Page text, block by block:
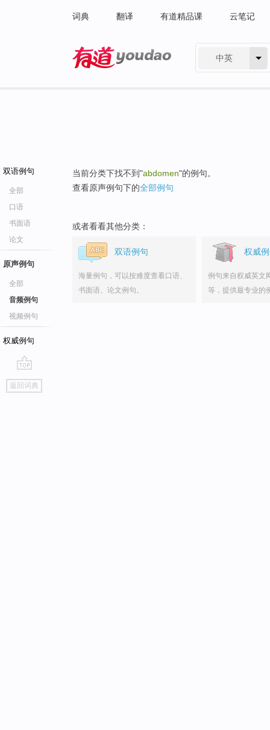
词典 翻译 有道精品课 云笔记
中英
双语例句
全部
口语
书面语
论文
原声例句
全部
音频例句
视频例句
权威例句
go
top
返回词典
当前分类下找不到"abdomen"的例句。
查看原声例句下的全部例句
或者看看其他分类：
双语例句
海量例句，可以按难度查看口语、
书面语、论文例句。
权威
例句来自权威英文
等，提供最专业的